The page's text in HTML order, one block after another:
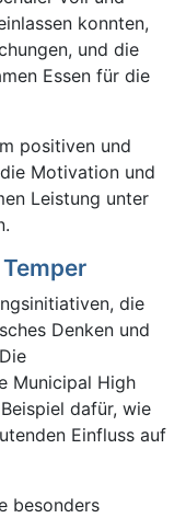
konnten,
und die
Essen für die
positiven und
Motivation und
Leistung unter
die
Denken und
Municipal High
dafür, wie
Einfluss auf
besonders